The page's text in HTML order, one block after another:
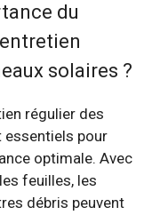
du
solaires ?
régulier des
essentiels pour
optimale. Avec
feuilles, les
débris peuvent